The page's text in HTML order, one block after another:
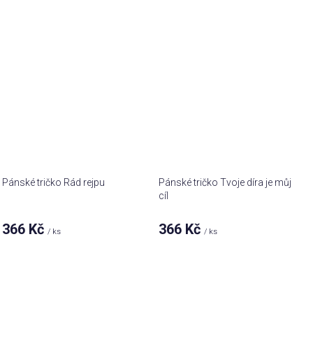
Pánské tričko Rád rejpu
366 Kč / ks
Pánské tričko Tvoje díra je můj
cíl
366 Kč / ks